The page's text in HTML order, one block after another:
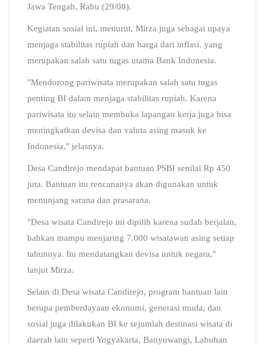
Jawa Tengah, Rabu (29/08).
Kegiatan sosial ini, menurut, Mirza juga sebagai upaya
menjaga stabilitas rupiah dan harga dari inflasi. yang
merupakan salah satu tugas utama Bank Indonesia.
"Mendorong pariwisata merupakan salah satu tugas
penting BI dalam menjaga stabilitas rupiah. Karena
pariwisata itu selain membuka lapangan kerja juga bisa
meningkatkan devisa dan valuta asing masuk ke
Indonesia," jelasnya.
Desa Candirejo mendapat bantuan PSBI senilai Rp 450
juta. Bantuan itu rencananya akan digunakan untuk
menunjang sarana dan prasarana.
"Desa wisata Candirejo ini dipilih karena sudah berjalan,
bahkan mampu menjaring 7.000 wisatawan asing setiap
tahunnya. Itu mendatangkan devisa untuk negara,"
lanjut Mirza.
Selain di Desa wisata Candirejo, program bantuan lain
berupa pemberdayaan ekonomi, generasi muda, dan
sosial juga dilakukan BI ke sejumlah destinasi wisata di
daerah lain seperti Yogyakarta, Banyuwangi, Labuhan